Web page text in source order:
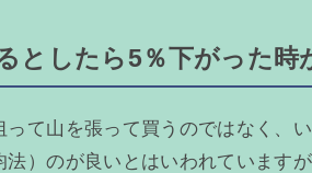
としたら5％下がった時
て山を張って買うのではなく、
）のが良いとはいわれていますが